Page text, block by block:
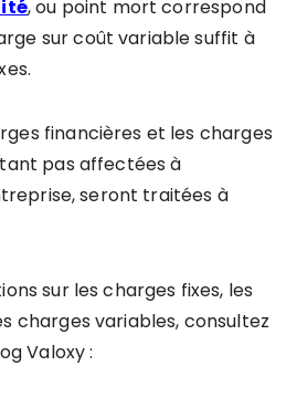
, ou point mort correspond
sur coût variable suffit à
financières et les charges
pas affectées à
seront traitées à
sur les charges fixes, les
charges variables, consultez
Valoxy :